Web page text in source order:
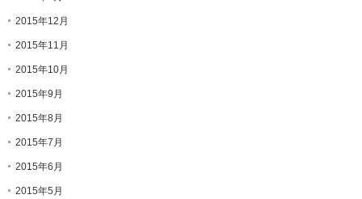
2015年12月
2015年11月
2015年10月
2015年9月
2015年8月
2015年7月
2015年6月
2015年5月